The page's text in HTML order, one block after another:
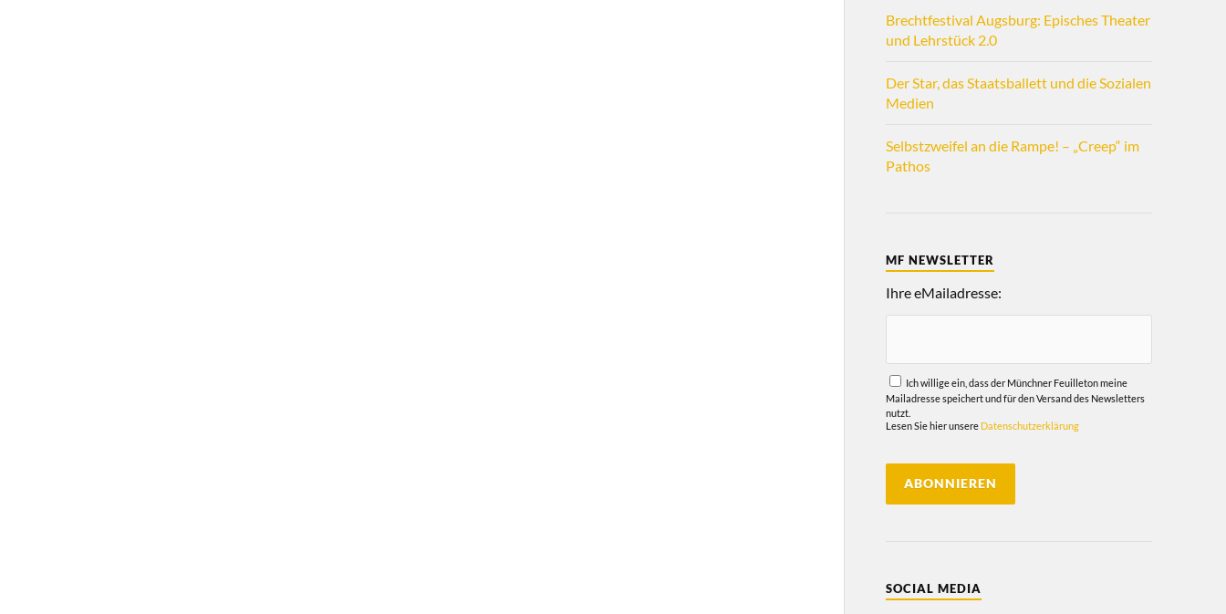
Brechtfestival Augsburg: Episches Theater
und Lehrstück 2.0
Der Star, das Staatsballett und die Sozialen
Medien
Selbstzweifel an die Rampe! – „Creep“ im
Pathos
MF NEWSLETTER
Ihre eMailadresse:
Ich willige ein, dass der Münchner Feuilleton meine
Mailadresse speichert und für den Versand des Newsletters
nutzt.
Lesen Sie hier unsere Datenschutzerklärung
SOCIAL MEDIA